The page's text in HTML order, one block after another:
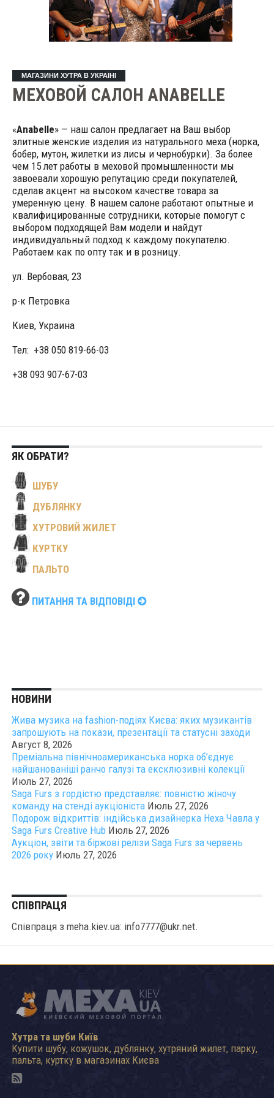
МАГАЗИНИ ХУТРА В УКРАЇНІ
МЕХОВОЙ САЛОН ANABELLE
«Anabelle» — наш салон предлагает на Ваш выбор
элитные женские изделия из натурального меха (норка,
бобер, мутон, жилетки из лисы и чернобурки). За более
чем 15 лет работы в меховой промышленности мы
завоевали хорошую репутацию среди покупателей,
сделав акцент на высоком качестве товара за
умеренную цену. В нашем салоне работают опытные и
квалифицированные сотрудники, которые помогут с
выбором подходящей Вам модели и найдут
индивидуальный подход к каждому покупателю.
Работаем как по опту так и в розницу.
ул. Вербовая, 23
р-к Петровка
Киев, Украина
Тел: +38 050 819-66-03
+38 093 907-67-03
ЯК ОБРАТИ?
ШУБУ
ДУБЛЯНКУ
ХУТРОВИЙ ЖИЛЕТ
КУРТКУ
ПАЛЬТО
ПИТАННЯ ТА ВІДПОВІДІ
НОВИНИ
Жива музика на fashion-подіях Києва: яких музикантів
запрошують на покази, презентації та статусні заходи
Август 8, 2026
Преміальна північноамериканська норка об’єднує
найшанованіші ранчо галузі та ексклюзивні колекції
Июль 27, 2026
Saga Furs з гордістю представляє: повністю жіночу
команду на стенді аукціоніста Июль 27, 2026
Подорож відкриттів: індійська дизайнерка Неха Чавла у
Saga Furs Creative Hub Июль 27, 2026
Аукціон, звіти та біржові релізи Saga Furs за червень
2026 року Июль 27, 2026
СПІВПРАЦЯ
Співпраця з meha.kiev.ua: info7777@ukr.net.
Хутра та шуби Київ
Купити шубу, кожушок, дублянку, хутряний жилет, парку,
пальта, куртку в магазинах Києва